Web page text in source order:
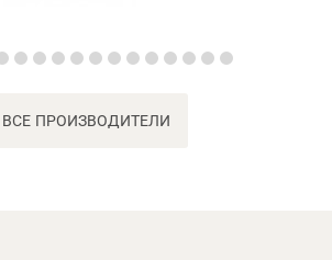
ВСЕ ПРОИЗВОДИТЕЛИ